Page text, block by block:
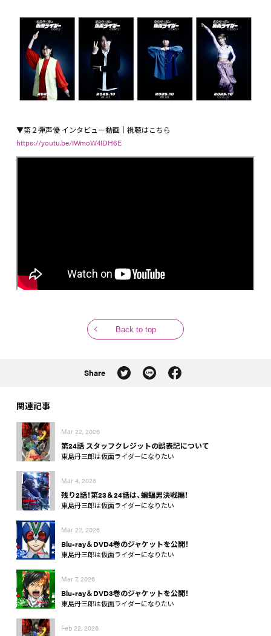
▼第２弾声優 インタビュー動画｜視聴はこちら
https://youtu.be/IWmoW4IDH6E
Back to top
Share
関連記事
Mar 22, 2026
第24話 スタッフクレジットの誤表記について
東島丹三郎は仮面ライダーになりたい
Mar 4, 2026
残り2話！第23＆24話は、蝙蝠男決戦編！
東島丹三郎は仮面ライダーになりたい
Mar 22, 2026
Blu-ray＆DVD4巻のジャケットを公開！
東島丹三郎は仮面ライダーになりたい
Mar 7, 2026
Blu-ray＆DVD3巻のジャケットを公開！
東島丹三郎は仮面ライダーになりたい
Feb 22, 2026